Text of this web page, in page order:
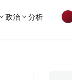
政治 分析